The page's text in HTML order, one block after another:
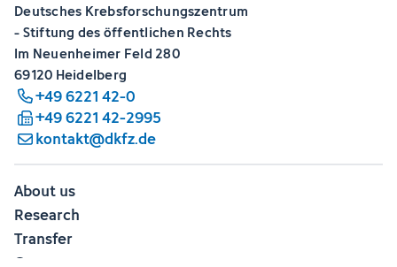
Deutsches Krebsforschungszentrum
- Stiftung des öffentlichen Rechts
Im Neuenheimer Feld 280
69120 Heidelberg
+49 6221 42-0
+49 6221 42-2995
kontakt@dkfz.de
About us
Research
Transfer